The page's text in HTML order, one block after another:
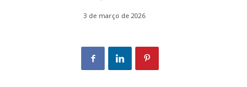
3 de março de 2026